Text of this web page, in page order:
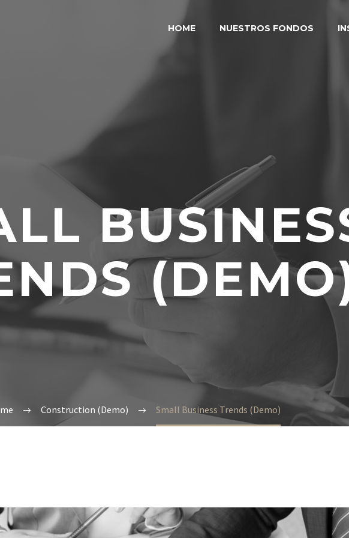
HOME NUESTROS FONDOS
Construction (Demo) Small Business Trends (Demo)